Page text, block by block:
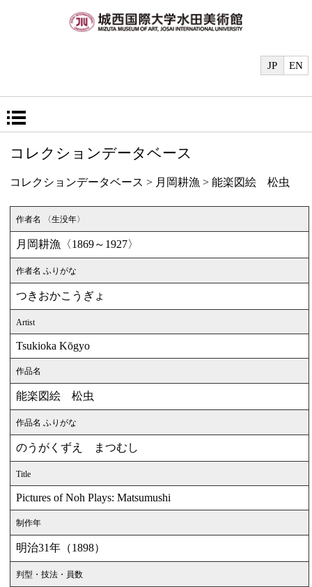
EN
JP
コレクションデータベース
コレクションデータベース > 月岡耕漁 > 能楽図絵 松虫
作者名 〈生没年〉
月岡耕漁〈1869～1927〉
作者名 ふりがな
つきおかこうぎょ
Artist
Tsukioka Kōgyo
作品名
能楽図絵 松虫
作品名 ふりがな
のうがくずえ まつむし
Title
Pictures of Noh Plays: Matsumushi
制作年
明治31年（1898）
判型・技法・員数